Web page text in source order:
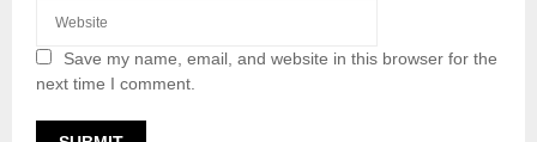
Save my name, email, and website in this browser for the
next time I comment.